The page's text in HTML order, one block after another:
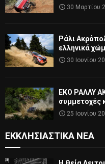
30 Μαρτίου
Ράλι
ελληνικά
30 Ιουνίου
ΕΚΟ ΡΑΛΛΥ
συμμετοχές
25 Ιουνίου
ΕΚΚΛΗΣΙΑΣΤΙΚΆ ΝΈΑ